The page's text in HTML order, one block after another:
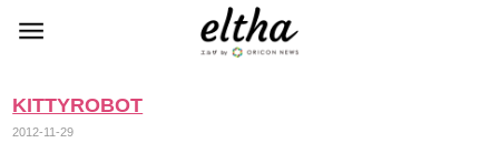
KITTYROBOT
2012-11-29